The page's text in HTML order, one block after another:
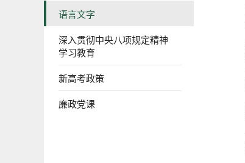
语言文字
深入贯彻中央八项规定精神
学习教育
新高考政策
廉政党课